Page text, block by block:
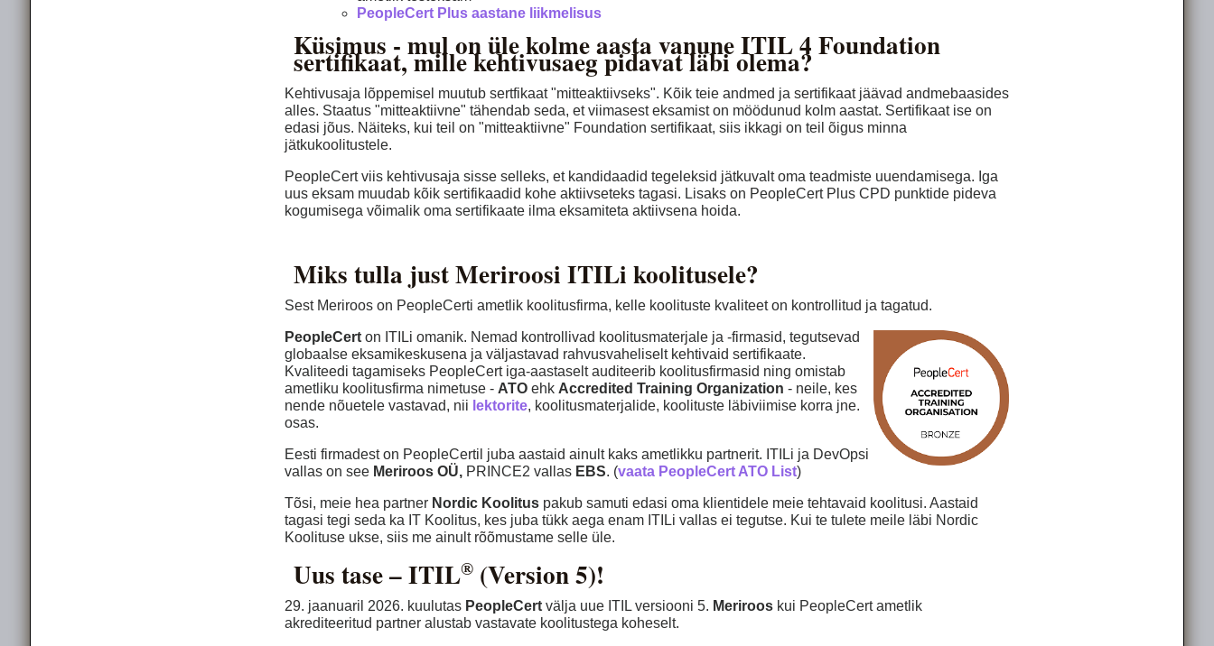
PeopleCert Plus aastane liikmelisus
Küsimus - mul on üle kolme aasta vanune ITIL 4 Foundation
sertifikaat, mille kehtivusaeg pidavat läbi olema?
Kehtivusaja lõppemisel muutub sertfikaat "mitteaktiivseks". Kõik teie andmed ja sertifikaat jäävad andmebaasides
alles. Staatus "mitteaktiivne" tähendab seda, et viimasest eksamist on möödunud kolm aastat. Sertifikaat ise on
edasi jõus. Näiteks, kui teil on "mitteaktiivne" Foundation sertifikaat, siis ikkagi on teil õigus minna
jätkukoolitustele.
PeopleCert viis kehtivusaja sisse selleks, et kandidaadid tegeleksid jätkuvalt oma teadmiste uuendamisega. Iga
uus eksam muudab kõik sertifikaadid kohe aktiivseteks tagasi. Lisaks on PeopleCert Plus CPD punktide pideva
kogumisega võimalik oma sertifikaate ilma eksamiteta aktiivsena hoida.
Miks tulla just Meriroosi ITILi koolitusele?
Sest Meriroos on PeopleCerti ametlik koolitusfirma, kelle koolituste kvaliteet on kontrollitud ja tagatud.
PeopleCerton ITILi omanik. Nemad kontrollivad koolitusmaterjale ja -firmasid, tegutsevad
globaalse eksamikeskusena ja väljastavad rahvusvaheliselt kehtivaid sertifikaate.
Kvaliteedi tagamiseks PeopleCert iga-aastaselt auditeerib koolitusfirmasid ning omistab
ametliku koolitusfirma nimetuse - ATOehk Accredited Training Organization - neile, kes
nende nõuetele vastavad, nii lektorite, koolitusmaterjalide, koolituste läbiviimise korra jne.
osas.
Eesti firmadest on PeopleCertil juba aastaid ainult kaks ametlikku partnerit. ITILi ja DevOpsi
vallas on see Meriroos OÜ,PRINCE2 vallas EBS. (vaata PeopleCert ATO List)
Tõsi, meie hea partner Nordic Koolituspakub samuti edasi oma klientidele meie tehtavaid koolitusi. Aastaid
tagasi tegi seda ka IT Koolitus, kes juba tükk aega enam ITILi vallas ei tegutse. Kui te tulete meile läbi Nordic
Koolituse ukse, siis me ainult rõõmustame selle üle.
Uus tase – ITIL®(Version 5)!
29. jaanuaril 2026. kuulutas PeopleCert välja uue ITIL versiooni 5. Merirooskui PeopleCert ametlik
akrediteeritud partner alustab vastavate koolitustega koheselt.